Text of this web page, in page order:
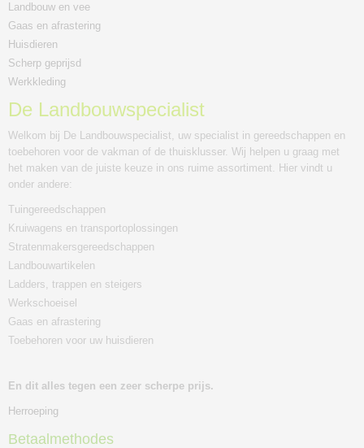
Landbouw en vee
Gaas en afrastering
Huisdieren
Scherp geprijsd
Werkkleding
De Landbouwspecialist
Welkom bij De Landbouwspecialist, uw specialist in gereedschappen en
toebehoren voor de vakman of de thuisklusser. Wij helpen u graag met
het maken van de juiste keuze in ons ruime assortiment. Hier vindt u
onder andere:
Tuingereedschappen
Kruiwagens en transportoplossingen
Stratenmakersgereedschappen
Landbouwartikelen
Ladders, trappen en steigers
Werkschoeisel
Gaas en afrastering
Toebehoren voor uw huisdieren
En dit alles tegen een zeer scherpe prijs.
Herroeping
Betaalmethodes